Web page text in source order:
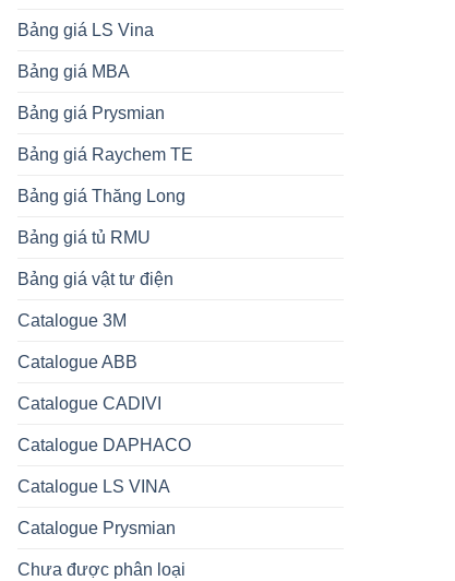
Bảng giá LS Vina
Bảng giá MBA
Bảng giá Prysmian
Bảng giá Raychem TE
Bảng giá Thăng Long
Bảng giá tủ RMU
Bảng giá vật tư điện
Catalogue 3M
Catalogue ABB
Catalogue CADIVI
Catalogue DAPHACO
Catalogue LS VINA
Catalogue Prysmian
Chưa được phân loại